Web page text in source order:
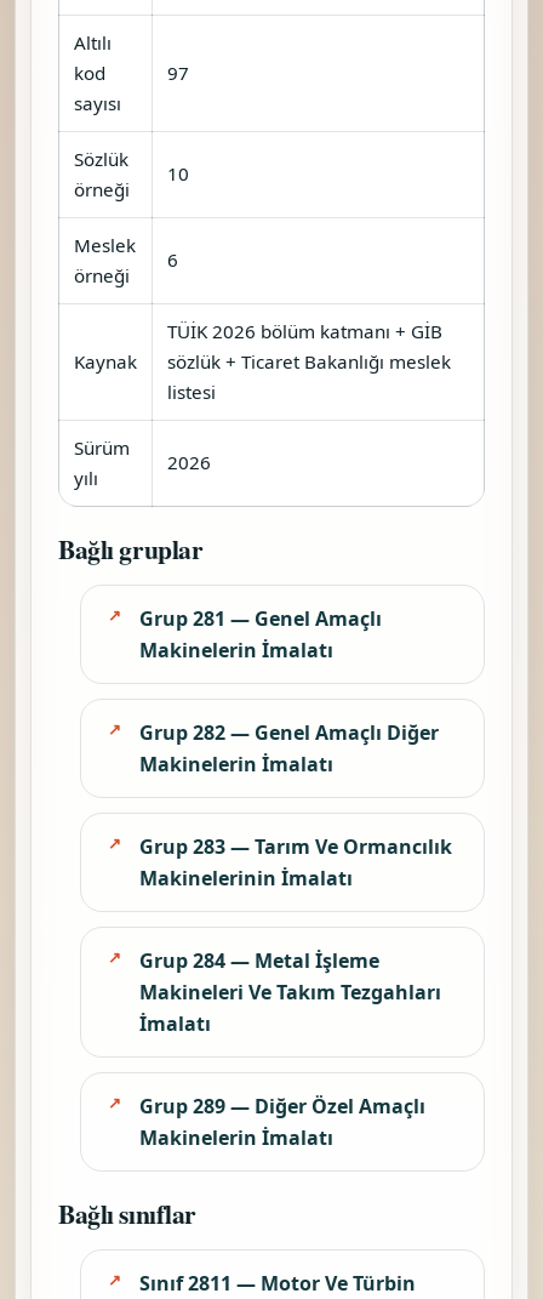
Altılı
kod
sayısı
97
Sözlük
örneği
10
Meslek
örneği
6
Kaynak
TÜİK 2026 bölüm katmanı + GİB
sözlük + Ticaret Bakanlığı meslek
listesi
Sürüm
yılı
2026
Bağlı gruplar
Grup 281 — Genel Amaçlı
Makinelerin İmalatı
Grup 282 — Genel Amaçlı Diğer
Makinelerin İmalatı
Grup 283 — Tarım Ve Ormancılık
Makinelerinin İmalatı
Grup 284 — Metal İşleme
Makineleri Ve Takım Tezgahları
İmalatı
Grup 289 — Diğer Özel Amaçlı
Makinelerin İmalatı
Bağlı sınıflar
Sınıf 2811 — Motor Ve Türbin